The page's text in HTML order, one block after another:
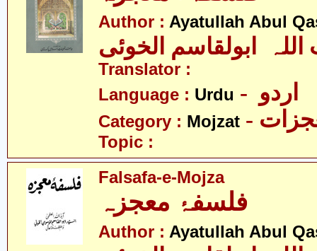
Author : Ayatullah Abul
اللہ ابولقاسم الخوئی
Translator :
Language : Urdu
Category : Mojzat
Topic :
Falsafa-e-Mojza
فلسفۂ معجزہ
Author : Ayatullah Abul